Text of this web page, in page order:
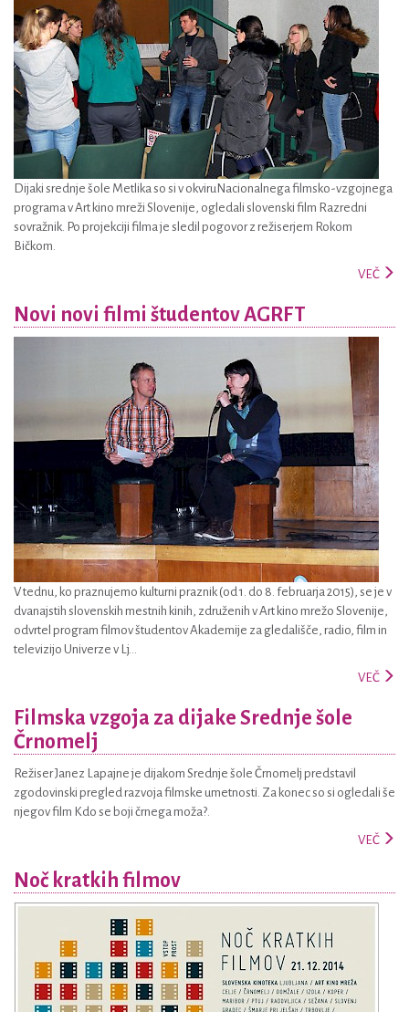
Dijaki srednje šole Metlika so si v okviruNacionalnega filmsko-vzgojnega
programa v Art kino mreži Slovenije, ogledali slovenski film Razredni
sovražnik. Po projekciji filma je sledil pogovor z režiserjem Rokom
Bičkom.
VEČ
Novi novi filmi študentov AGRFT
V tednu, ko praznujemo kulturni praznik (od 1. do 8. februarja 2015), se je v
dvanajstih slovenskih mestnih kinih, združenih v Art kino mrežo Slovenije,
odvrtel program filmov študentov Akademije za gledališče, radio, film in
televizijo Univerze v Lj...
VEČ
Filmska vzgoja za dijake Srednje šole
Črnomelj
Režiser Janez Lapajne je dijakom Srednje šole Črnomelj predstavil
zgodovinski pregled razvoja filmske umetnosti. Za konec so si ogledali še
njegov film Kdo se boji črnega moža?.
VEČ
Noč kratkih filmov